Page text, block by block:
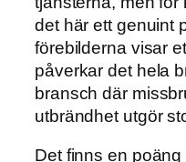
det här ett genuint
förebilderna visar
påverkar det hela
bransch där
utbrändhet utgör
Det finns en